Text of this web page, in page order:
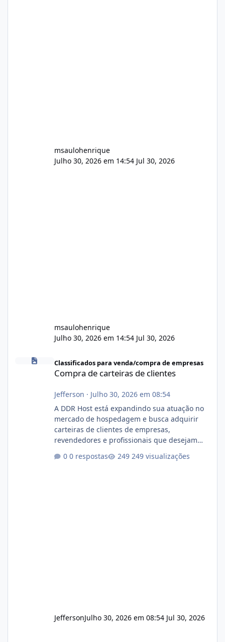
msaulohenrique
Julho 30, 2026 em 14:54 Jul 30, 2026
msaulohenrique
Julho 30, 2026 em 14:54 Jul 30, 2026
Compra de carteiras de clientes
Classificados para venda/compra de empresas
Compra de carteiras de clientes
Jefferson · Julho 30, 2026 em 08:54
A DDR Host está expandindo sua atuação no
mercado de hospedagem e busca adquirir
carteiras de clientes de empresas,
revendedores e profissionais que desejam
operação. Se você possui clientes ativos de
0 respostas 249 visualizações
JeffersonJulho 30, 2026 em 08:54 Jul 30, 2026